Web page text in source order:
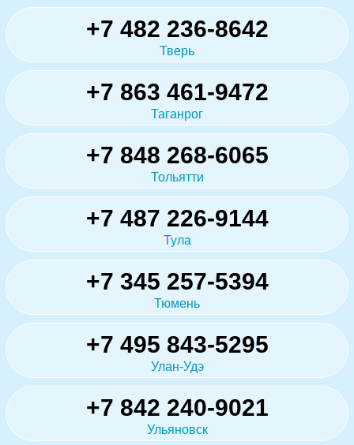
+7 482 236-8642
Тверь
+7 863 461-9472
Таганрог
+7 848 268-6065
Тольятти
+7 487 226-9144
Тула
+7 345 257-5394
Тюмень
+7 495 843-5295
Улан-Удэ
+7 842 240-9021
Ульяновск